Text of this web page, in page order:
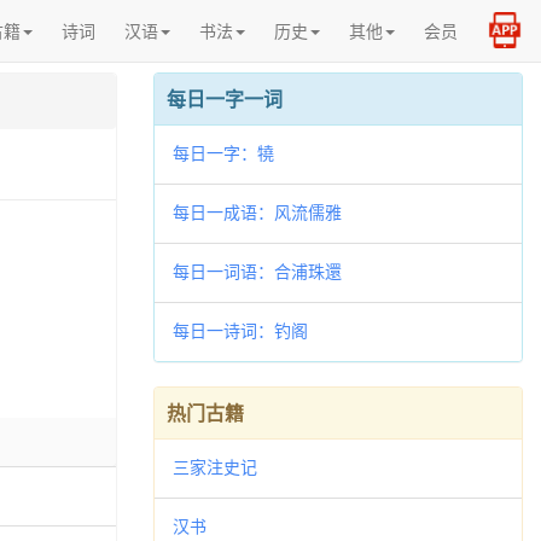
诗词 汉语 书法 历史 其他 会员
每日一字一词
每日一字：㹓
每日一成语：风流儒雅
每日一词语：合浦珠還
每日一诗词：钓阁
热门古籍
三家注史记
汉书